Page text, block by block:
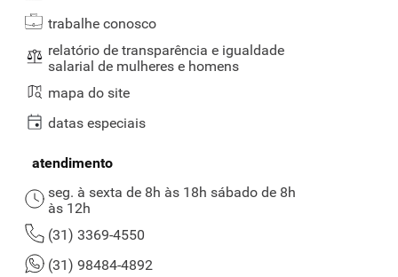
trabalhe conosco
relatório de transparência e igualdade
salarial de mulheres e homens
mapa do site
datas especiais
atendimento
seg. à sexta de 8h às 18h sábado de 8h
às 12h
(31) 3369-4550
(31) 98484-4892